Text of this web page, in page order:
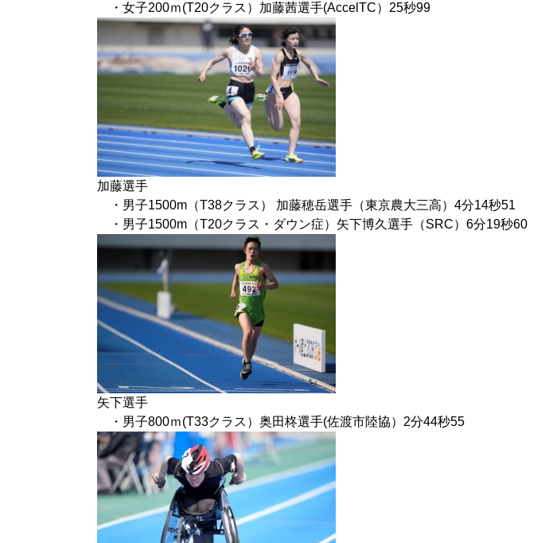
・女子200ｍ(T20クラス）加藤茜選手(AccelTC）25秒99
加藤選手
・男子1500m（T38クラス） 加藤穂岳選手（東京農大三高）4分14秒51
・男子1500m（T20クラス・ダウン症）矢下博久選手（SRC）6分19秒60
矢下選手
・男子800ｍ(T33クラス）奥田柊選手(佐渡市陸協）2分44秒55